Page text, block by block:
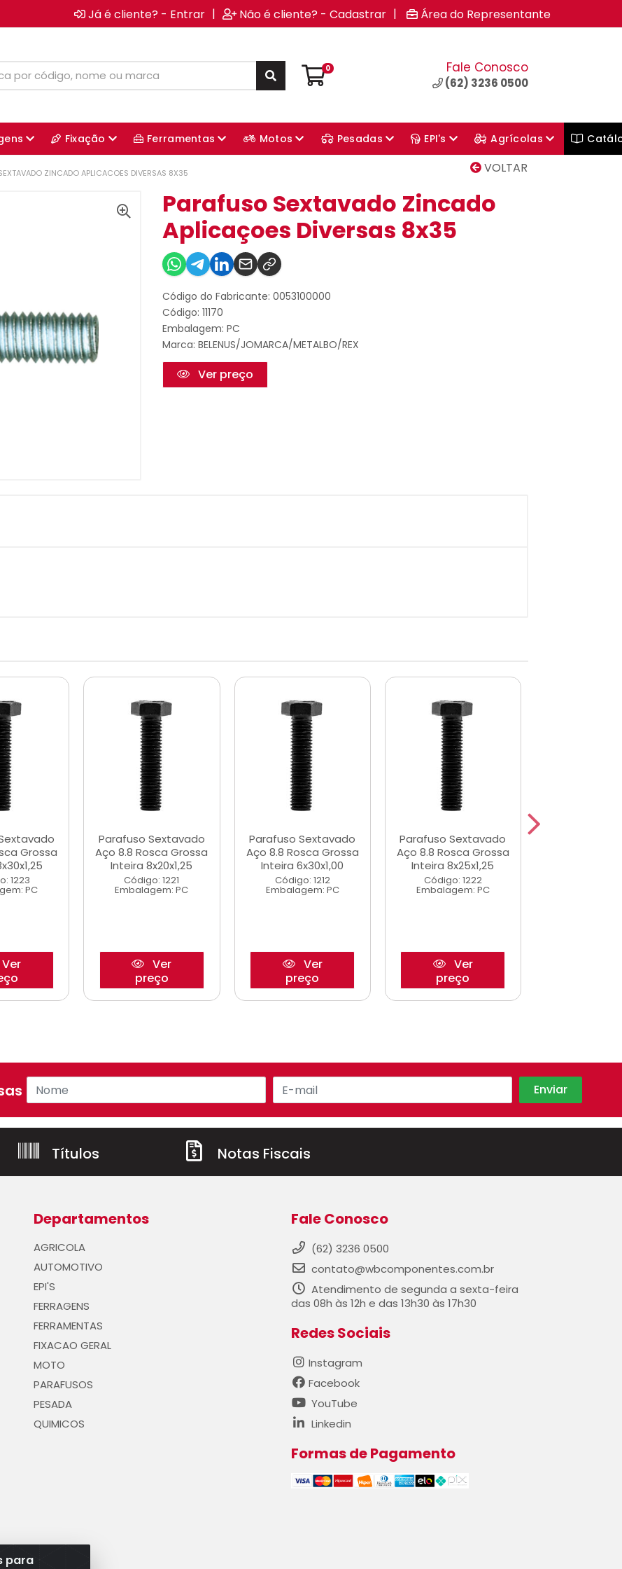
Já é cliente? - Entrar | Não é cliente? - Cadastrar | Área do Representante
0 Fale Conosco
(62) 3236 0500
Fixação Ferramentas Motos Pesadas EPI's Agrícolas
VOLTAR
ZINCADO APLICACOES DIVERSAS 8X35
Parafuso Sextavado Zincado
Aplicaçoes Diversas 8x35
Código do Fabricante: 0053100000
Código: 11170
Embalagem: PC
Marca: BELENUS/JOMARCA/METALBO/REX
Ver preço
Grossa
1223
PC
Ver
Parafuso Sextavado
Aço 8.8 Rosca Grossa
Inteira 8x20x1,25
Código: 1221
Embalagem: PC
Ver
preço
Parafuso Sextavado
Aço 8.8 Rosca Grossa
Inteira 6x30x1,00
Código: 1212
Embalagem: PC
Ver
preço
Parafuso Sextavado
Aço 8.8 Rosca Grossa
Inteira 8x25x1,25
Código: 1222
Embalagem: PC
Ver
preço
para
ofertas!
Títulos Notas Fiscais
Departamentos
AGRICOLA
AUTOMOTIVO
EPI'S
FERRAGENS
FERRAMENTAS
FIXACAO GERAL
MOTO
PARAFUSOS
PESADA
QUIMICOS
Fale Conosco
(62) 3236 0500
contato@wbcomponentes.com.br
Atendimento de segunda a sexta-feira
das 08h às 12h e das 13h30 às 17h30
Redes Sociais
Instagram
Facebook
YouTube
Linkedin
Formas de Pagamento